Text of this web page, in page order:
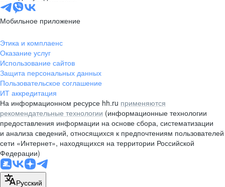
Мобильное приложение
Этика и комплаенс
Оказание услуг
Использование сайтов
Защита персональных данных
Пользовательское соглашение
ИТ аккредитация
На информационном ресурсе hh.ru применяются
рекомендательные технологии (информационные технологии
предоставления информации на основе сбора, систематизации
и анализа сведений, относящихся к предпочтениям пользователей
сети «Интернет», находящихся на территории Российской
Федерации)
Русский